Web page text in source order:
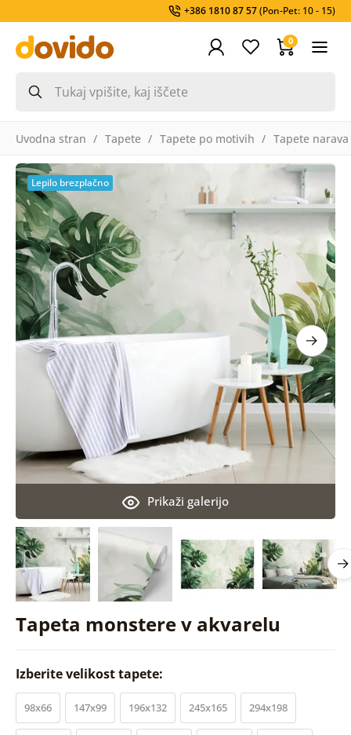
+386 1810 87 57(Pon-Pet: 10 - 15)
0
Uvodna stran Tapete Tapete po motivih Tapete narava
Tapeta monstere v akvarelu
Prikaži galerijo
Lepilo brezplačno
Izberite velikost tapete:
98x66 147x99 196x132 245x165 294x198